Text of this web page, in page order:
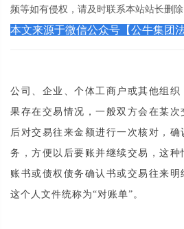
频等如有侵权，请及时联系本站站长删除
本文来源于微信公众号【公牛集团法
公司、企业、个体工商户或其他组织
果存在交易情况，一般双方会在某次
后对交易往来金额进行一次核对，
务，方便以后要账并继续交易，这
账书或债权债务确认书或交易往来
这个人文件统称为“对账单”。